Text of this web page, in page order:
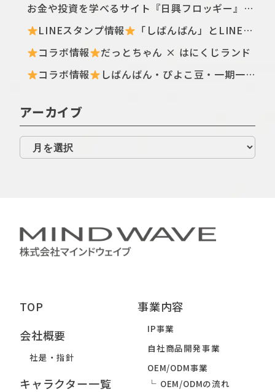
お金や投資を学べるサイト『日興フロッギー』にてTomo.Nがぴよこ豆のイラストを描き下ろしました
LINEスタンプ情報
「しばんばん」とLINEオープンチャットがコラボしたスタンプが初登場！
コラボ情報
だっとちゃん × はにくじランド
コラボ情報
しばんばん・ぴよこ豆・一期一会のなつみくじが登場
アーカイブ
TOP
会社概要
社是・指針
キャラクター一覧
事業内容
IP事業
自社商品開発事業
OEM/ODM事業
OEM/ODMの流れ